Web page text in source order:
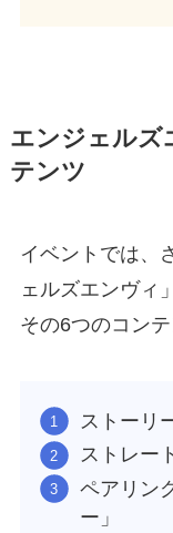
エンジェルズ
テンツ
イベントでは、
ェルズエンヴィ
その6つのコン
ストーリ
ストレー
ペアリン
ー」